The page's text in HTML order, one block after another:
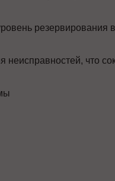
резервирования
неисправностей, что